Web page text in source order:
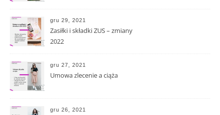
gru 29, 2021
Zasiłki i składki ZUS – zmiany
2022
gru 27, 2021
Umowa zlecenie a ciąża
gru 26, 2021